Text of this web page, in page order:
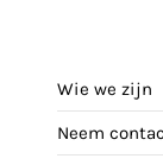
Wie we zijn
Neem